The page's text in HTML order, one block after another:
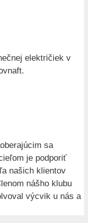
električiek v
sa
je podporiť
našich klientov
nášho klubu
výcvik u nás a